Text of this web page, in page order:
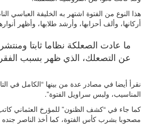
هذا النوع من الفتوة اشتهر به الخليفة العباسي
أركانها، وألف أحزابها، وأرشد طلابها، وأظهر
ما عادت الصعلكة نظاما ثابتا
عن التصعلك، الذي ظهر بسبب
نقرأ أيضا في مصادر عدة من بينها “الكامل في
المناسيب، ولبس سراويل الفتوة”.
كما جاء في “كشف الظنون” للمؤرخ العثماني
مصحوبا بشرب كأس الفتوة، كما أخذ الناصر جنده